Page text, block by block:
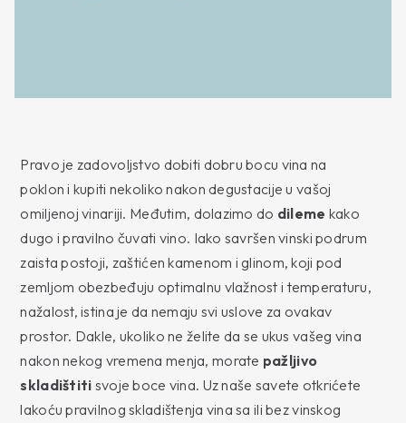
Pravo je zadovoljstvo dobiti dobru bocu vina na
poklon i kupiti nekoliko nakon degustacije u vašoj
omiljenoj vinariji. Međutim, dolazimo do dileme kako
dugo i pravilno čuvati vino. Iako savršen vinski podrum
zaista postoji, zaštićen kamenom i glinom, koji pod
zemljom obezbeđuju optimalnu vlažnost i temperaturu,
nažalost, istina je da nemaju svi uslove za ovakav
prostor. Dakle, ukoliko ne želite da se ukus vašeg vina
nakon nekog vremena menja, morate pažljivo
skladištiti svoje boce vina. Uz naše savete otkrićete
lakoću pravilnog skladištenja vina sa ili bez vinskog